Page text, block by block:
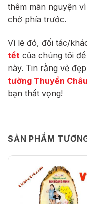
thêm mãn nguyện
chờ phía trước.
Vì lẽ đó, đối tác/
tết của chúng tôi
này. Tin rằng vẻ
tường Thuyền
bạn thất vọng!
SẢN PHẨM